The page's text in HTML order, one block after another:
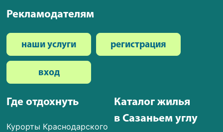
Где отдохнуть
Курорты Краснодарского
Каталог жилья
в Сазаньем углу
Рекламодателям
наши услуги регистрация
вход